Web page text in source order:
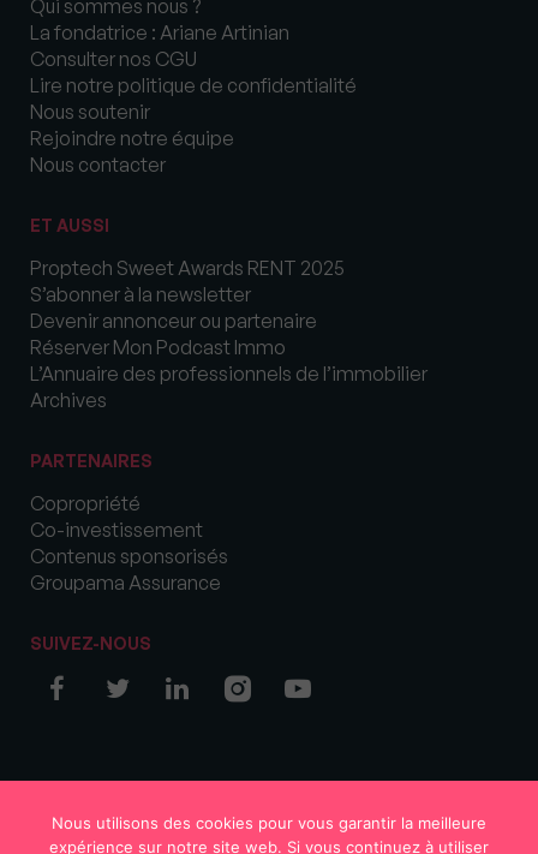
Qui sommes nous ?
La fondatrice : Ariane Artinian
Consulter nos CGU
Lire notre politique de confidentialité
Nous soutenir
Rejoindre notre équipe
Nous contacter
ET AUSSI
Proptech Sweet Awards RENT 2025
S’abonner à la newsletter
Devenir annonceur ou partenaire
Réserver Mon Podcast Immo
L’Annuaire des professionnels de l’immobilier
Archives
PARTENAIRES
Copropriété
Co-investissement
Contenus sponsorisés
Groupama Assurance
SUIVEZ-NOUS
Nous utilisons des cookies pour vous garantir la meilleure
expérience sur notre site web. Si vous continuez à utiliser